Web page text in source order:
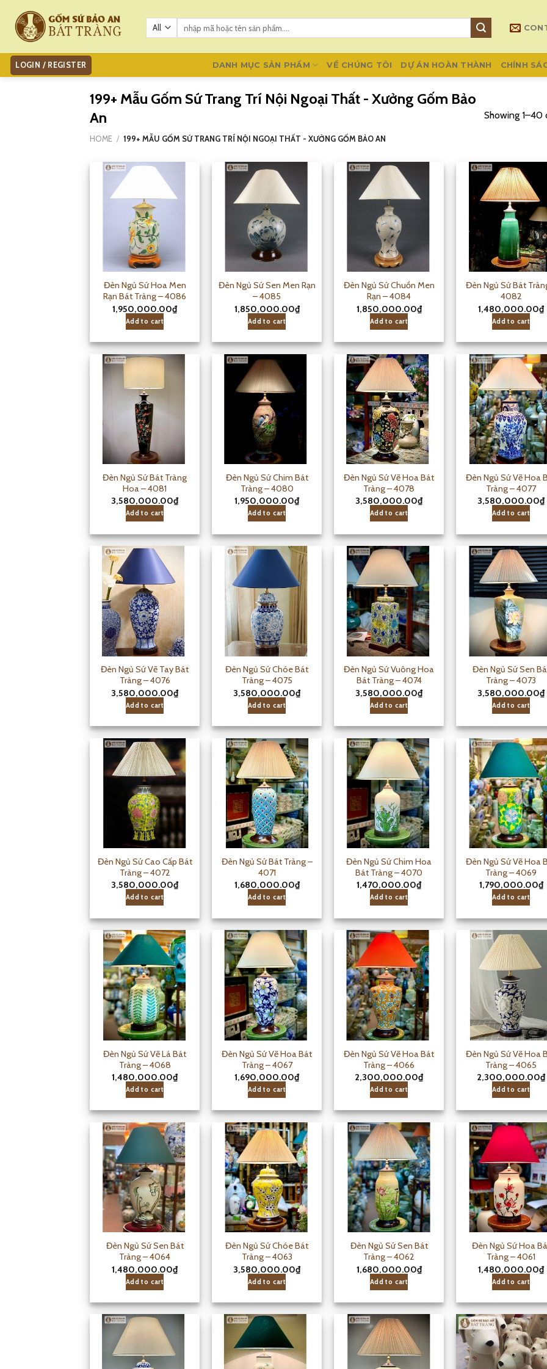
content
Search
LOGIN / REGISTER DANH MỤC SẢN PHẨM VỀ CHÚNG TÔI DỰ ÁN HOÀN THÀNH CHÍNH
199+ Mẫu Gốm Sứ Trang Trí Nội Ngoại Thất - Xưởng Gốm Bảo
An
HOME / 199+ MẪU GỐM SỨ TRANG TRÍ NỘI NGOẠI THẤT - XƯỞNG GỐM BẢO AN
Showing
Đèn Ngủ Sứ Hoa Men
Rạn Bát Tràng – 4086
1,950,000.00₫
Add to cart
Đèn Ngủ Sứ Sen Men Rạn
– 4085
1,850,000.00₫
Add to cart
Đèn Ngủ Sứ Chuồn Men
Rạn – 4084
1,850,000.00₫
Add to cart
Đèn Ngủ Sứ Bát
4082
1,480,000.00₫
Add to cart
Đèn Ngủ Sứ Bát Tràng
Hoa – 4081
3,580,000.00₫
Add to cart
Đèn Ngủ Sứ Chim Bát
Tràng – 4080
1,950,000.00₫
Add to cart
Đèn Ngủ Sứ Vẽ Hoa Bát
Tràng – 4078
3,580,000.00₫
Add to cart
Đèn Ngủ Sứ Vẽ Hoa
Tràng – 4077
3,580,000.00₫
Add to cart
Đèn Ngủ Sứ Vẽ Tay Bát
Tràng – 4076
3,580,000.00₫
Add to cart
Đèn Ngủ Sứ Chóe Bát
Tràng – 4075
3,580,000.00₫
Add to cart
Đèn Ngủ Sứ Vuông Hoa
Bát Tràng – 4074
3,580,000.00₫
Add to cart
Đèn Ngủ Sứ Sen
Tràng – 4073
3,580,000.00₫
Add to cart
Đèn Ngủ Sứ Cao Cấp Bát
Tràng – 4072
3,580,000.00₫
Add to cart
Đèn Ngủ Sứ Bát Tràng –
4071
1,680,000.00₫
Add to cart
Đèn Ngủ Sứ Chim Hoa
Bát Tràng – 4070
1,470,000.00₫
Add to cart
Đèn Ngủ Sứ Vẽ Hoa
Tràng – 4069
1,790,000.00₫
Add to cart
Đèn Ngủ Sứ Vẽ Lá Bát
Tràng – 4068
1,480,000.00₫
Add to cart
Đèn Ngủ Sứ Vẽ Hoa Bát
Tràng – 4067
1,690,000.00₫
Add to cart
Đèn Ngủ Sứ Vẽ Hoa Bát
Tràng – 4066
2,300,000.00₫
Add to cart
Đèn Ngủ Sứ Vẽ Hoa
Tràng – 4065
2,300,000.00₫
Add to cart
Đèn Ngủ Sứ Sen Bát
Tràng – 4064
1,480,000.00₫
Add to cart
Đèn Ngủ Sứ Chóe Bát
Tràng – 4063
3,580,000.00₫
Add to cart
Đèn Ngủ Sứ Sen Bát
Tràng – 4062
1,680,000.00₫
Add to cart
Đèn Ngủ Sứ Hoa
Tràng – 4061
1,480,000.00₫
Add to cart